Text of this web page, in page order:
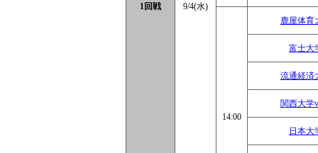
1回戦 9/4(水)
14:00
鹿屋体育
富士大
流通経済
関西大学
日本大